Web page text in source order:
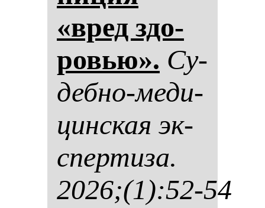
«вред здо­
ровью». Су­
деб­но-ме­ди­
цин­ская эк­
спер­ти­за.
2026;(1):52-54